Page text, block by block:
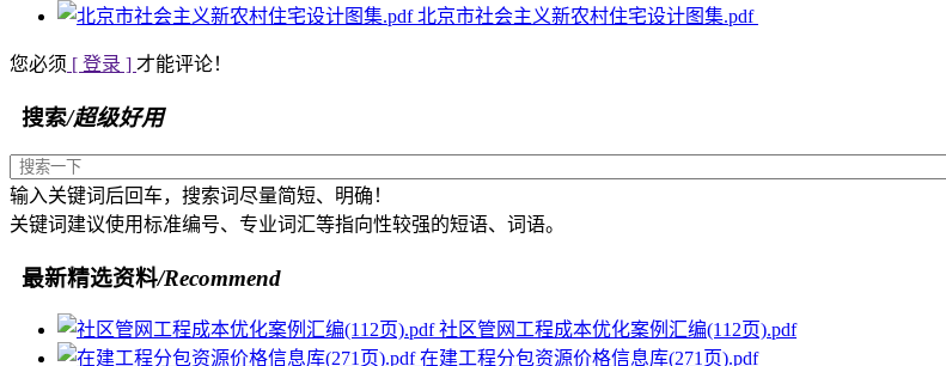
北京市社会主义新农村住宅设计图集.pdf
您必须 [ 登录 ] 才能评论！
搜索/超级好用
输入关键词后回车，搜索词尽量简短、明确！
关键词建议使用标准编号、专业词汇等指向性较强的短语、词语。
最新精选资料/Recommend
社区管网工程成本优化案例汇编(112页).pdf
在建工程分包资源价格信息库(271页).pdf